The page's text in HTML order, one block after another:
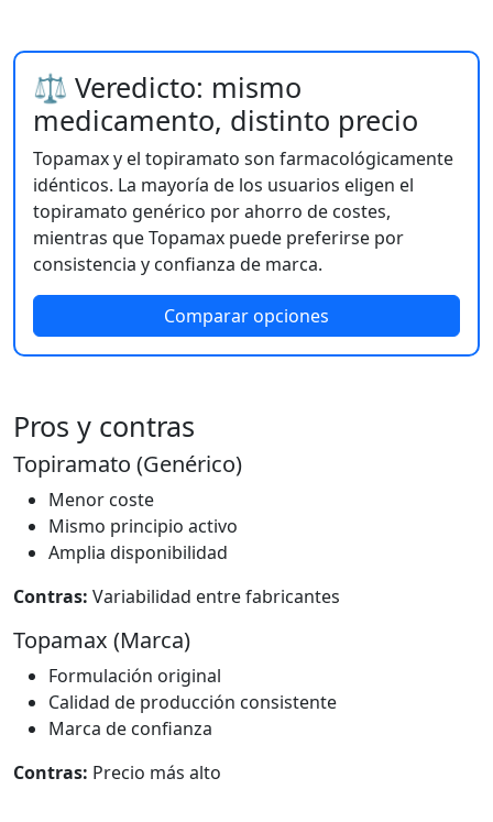
⚖️ Veredicto: mismo
medicamento, distinto precio
Topamax y el topiramato son farmacológicamente
idénticos. La mayoría de los usuarios eligen el
topiramato genérico por ahorro de costes,
mientras que Topamax puede preferirse por
consistencia y confianza de marca.
Comparar opciones
Pros y contras
Topiramato (Genérico)
Menor coste
Mismo principio activo
Amplia disponibilidad
Contras: Variabilidad entre fabricantes
Topamax (Marca)
Formulación original
Calidad de producción consistente
Marca de confianza
Contras: Precio más alto